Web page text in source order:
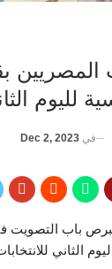
المصريين
لليوم
في Dec 2, 2023
باب التصويت في
الثاني